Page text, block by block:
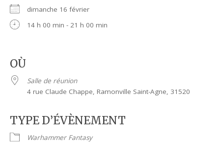
dimanche 16 février
14 h 00 min - 21 h 00 min
OÙ
Salle de réunion
4 rue Claude Chappe, Ramonville Saint-Agne, 31520
TYPE D’ÉVÈNEMENT
Warhammer Fantasy